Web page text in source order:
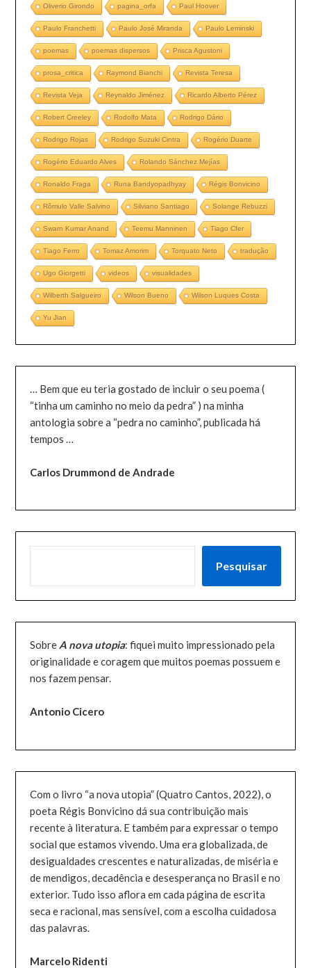
Oliverio Girondo pagina_orfa Paul Hoover
Paulo Franchetti Paulo José Miranda Paulo Leminski
poemas poemas dispersos Prisca Agustoni
prosa_critica Raymond Bianchi Revista Teresa
Revista Veja Reynaldo Jiménez Ricardo Alberto Pérez
Robert Creeley Rodolfo Mata Rodrigo Dário
Rodrigo Rojas Rodrigo Suzuki Cintra Rogério Duarte
Rogério Eduardo Alves Rolando Sánchez Mejías
Ronaldo Fraga Runa Bandyopadhyay Régis Bonvicino
Rômulo Valle Salvino Silviano Santiago Solange Rebuzzi
Swarn Kumar Anand Teemu Manninen Tiago Cfer
Tiago Ferro Tomaz Amorim Torquato Neto tradução
Ugo Giorgetti videos visualidades
Wilberth Salgueiro Wilson Bueno Wilson Luques Costa
Yu Jian
… Bem que eu teria gostado de incluir o seu poema (
“tinha um caminho no meio da pedra” ) na minha
antologia sobre a “pedra no caminho”, publicada há
tempos …
Carlos Drummond de Andrade
Pesquisar
Sobre A nova utopia: fiquei muito impressionado pela
originalidade e coragem que muitos poemas possuem e
nos fazem pensar.
Antonio Cicero
Com o livro “a nova utopia” (Quatro Cantos, 2022), o
poeta Régis Bonvicino dá sua contribuição mais
recente à literatura. E também para expressar o tempo
social que estamos vivendo. Uma era globalizada, de
desigualdades crescentes e naturalizadas, de miséria e
de mendigos, decadência e desesperança no Brasil e no
exterior. Tudo isso aflora em cada página de escrita
seca e racional, mas sensível, com a escolha cuidadosa
das palavras.
Marcelo Ridenti